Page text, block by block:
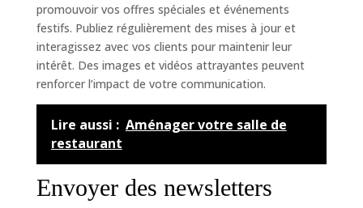
promouvoir vos offres spéciales et événements
festifs. Publiez régulièrement des mises à jour et
interagissez avec vos clients pour maintenir leur
intérêt. Des images et vidéos attrayantes peuvent
renforcer l’impact de votre communication.
Lire aussi : Aménager votre salle de
restaurant
Envoyer des newsletters